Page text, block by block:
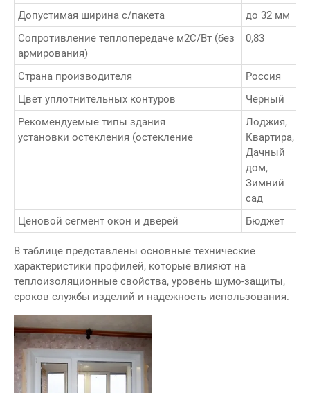
Допустимая ширина с/пакета
до 32 мм
Сопротивление теплопередаче м2С/Вт (без
армирования)
0,83
Страна производителя Россия
Цвет уплотнительных контуров
Черный
Рекомендуемые типы здания
установки остекления (остекление
Лоджия,
Квартира,
Дачный
дом,
Зимний
сад
Ценовой сегмент окон и дверей Бюджет
В таблице представлены основные технические
характеристики профилей, которые влияют на
теплоизоляционные свойства, уровень шумо-защиты,
сроков службы изделий и надежность использования.